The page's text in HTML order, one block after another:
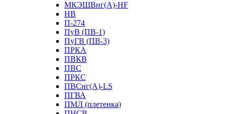
МКЭШВнг(А)-HF
НВ
П-274
ПуВ (ПВ-1)
ПуГВ (ПВ-3)
ПРКА
ПВКВ
ПВС
ПРКС
ПВСнг(А)-LS
ПГВА
ПМЛ (плетенка)